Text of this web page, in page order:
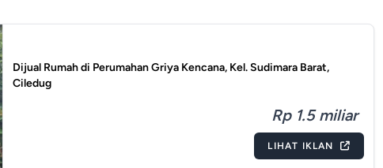
Dijual Rumah di Perumahan Griya Kencana, Kel. Sudimara Barat,
Ciledug
Rp 1.5 miliar
LIHAT IKLAN